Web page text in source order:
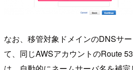
なお、移管対象ドメインのDNSサ
て、同じAWSアカウントのRoute